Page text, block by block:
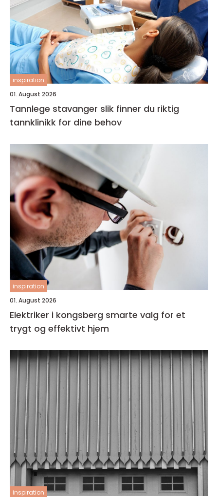
inspiration
01. August 2026
Tannlege stavanger slik finner du riktig
tannklinikk for dine behov
inspiration
01. August 2026
Elektriker i kongsberg smarte valg for et
trygt og effektivt hjem
inspiration